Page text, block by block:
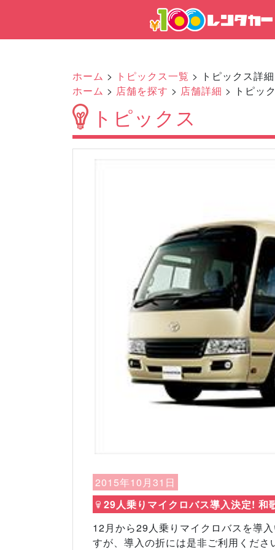
ホーム > トピックス一覧 > トピックス詳細
ホーム > 店舗を探す > 店舗詳細 > トピッ
トピックス
Previous
2015年10月31日
29人乗りマイクロバス導入決定! 和
12月から29人乗りマイクロバスを導
すが、導入の折には是非ご利用くださ